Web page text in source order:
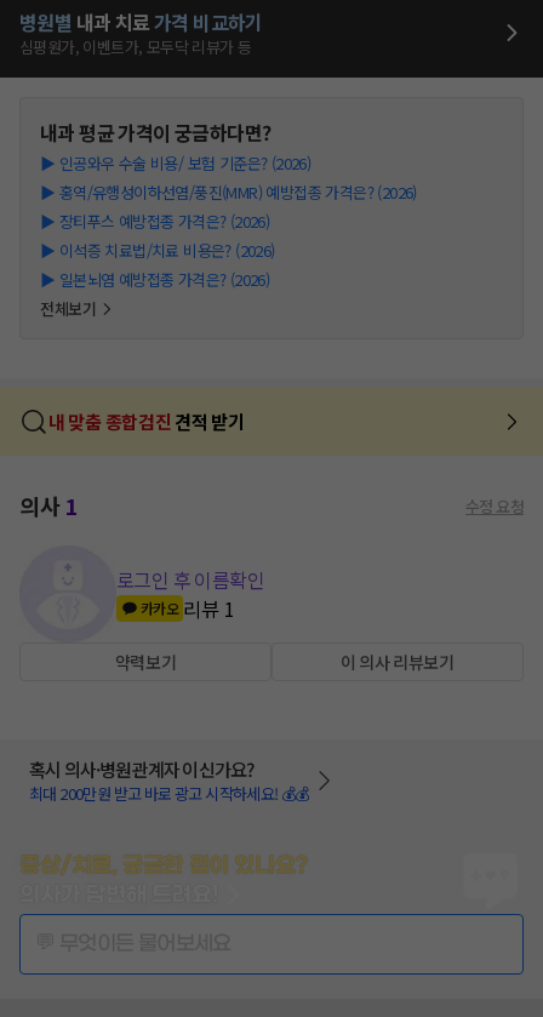
병원별 내과 치료가격 비교하기
심평원가, 이벤트가, 모두닥 리뷰가 등
내과평균 가격이 궁금하다면?
▶ 인공와우 수술 비용/ 보험 기준은? (2026)
▶ 홍역/유행성이하선염/풍진(MMR) 예방접종 가격은? (2026)
▶ 장티푸스 예방접종 가격은? (2026)
▶ 이석증 치료법/치료 비용은? (2026)
▶ 일본뇌염 예방접종 가격은? (2026)
전체보기
내 맞춤 종합검진 견적 받기
의사1 수정 요청
로그인 후 이름확인
카카오 리뷰 1
약력보기 이 의사 리뷰보기
혹시 의사·병원관계자 이신가요?
최대 200만원 받고 바로 광고 시작하세요! 💰💰
증상/치료, 궁금한 점이 있나요?